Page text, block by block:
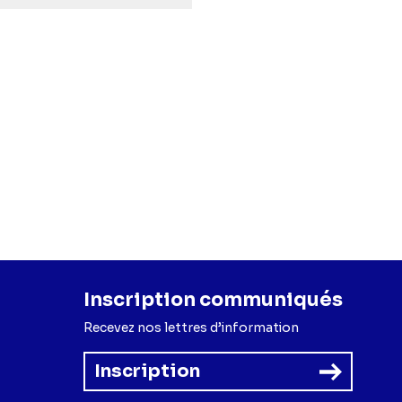
Inscription communiqués
Recevez nos lettres d’information
Inscription